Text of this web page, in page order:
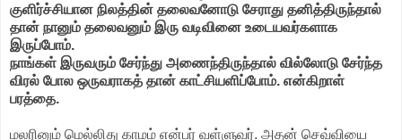
குளிர்ச்சியான நிலத்தின் தலைவனோடு சேராது தனித்திருந்தால்
தான் நானும் தலைவனும் இரு வடிவினை உடையவர்களாக
இருப்போம்.
நாங்கள் இருவரும் சேர்ந்து அணைந்திருந்தால் வில்லோடு சேர்ந்த
விரல் போல ஒருவராகத் தான் காட்சியளிப்போம். என்கிறாள்
பரத்தை.
மலரினும் மெல்லிது காமம் என்பர் வள்ளுவர். அதன் செவ்வியை